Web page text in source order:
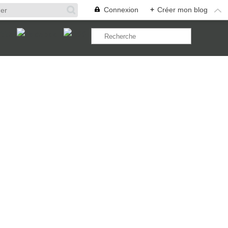
Connexion + Créer mon blog